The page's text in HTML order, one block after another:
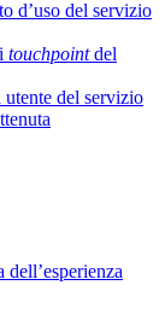
d’uso del servizio
touchpointdel
utente del servizio